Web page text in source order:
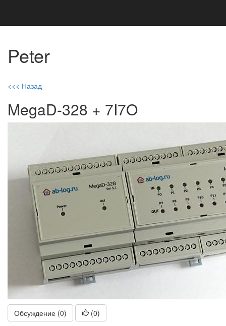
Peter
<<< Назад
MegaD-328 + 7I7O
Обсуждение (0) (0)